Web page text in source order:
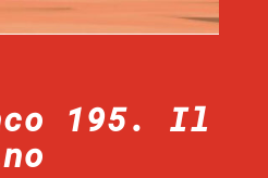
195. Il